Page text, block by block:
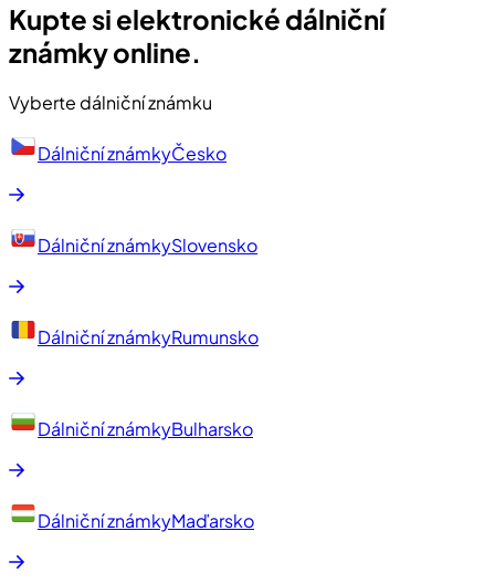
Kupte si elektronické dálniční
známky online.
Vyberte dálniční známku
Dálniční známkyČesko
Dálniční známkySlovensko
Dálniční známkyRumunsko
Dálniční známkyBulharsko
Dálniční známkyMaďarsko